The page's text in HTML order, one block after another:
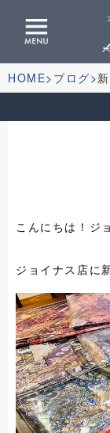
HOME ブログ
こんにちは！ジ
ジョイナス店に